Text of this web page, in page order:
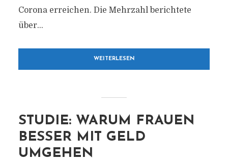
Corona erreichen. Die Mehrzahl berichtete
über...
WEITERLESEN
STUDIE: WARUM FRAUEN
BESSER MIT GELD
UMGEHEN